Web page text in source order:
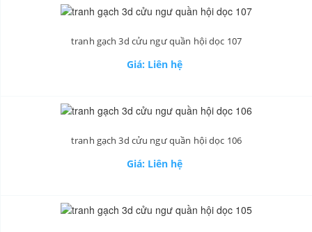
tranh gạch 3d cửu ngư quần hội dọc 107
Giá: Liên hệ
tranh gạch 3d cửu ngư quần hội dọc 106
Giá: Liên hệ